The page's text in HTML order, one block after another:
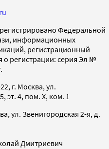
Федеральной
информационных
регистрационный
о регистрации: серия Эл №
г. Москва, ул.
эт. 4, пом. X, ком. 1
ул. Звенигородская 2-я, д.
Дмитриевич